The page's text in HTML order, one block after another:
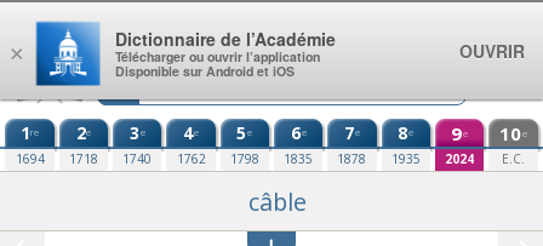
Aller au contenu
1re
1694
2e
1718
3e
1740
4e
1762
5e
1798
6e
1835
7e
1878
8e
1935
9e
2024
10e
E.C.
câble
×
Dictionnaire de l’Académie
Télécharger ou ouvrir l’application
Disponible sur Android et iOS
OUVRIR